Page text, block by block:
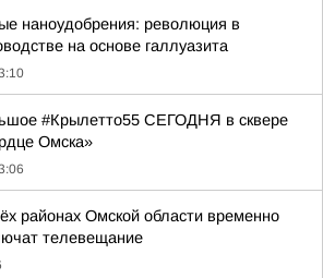
наноудобрения: революция в
на основе галлуазита
#Крылетто55 СЕГОДНЯ в сквере
Омска»
районах Омской области временно
телевещание